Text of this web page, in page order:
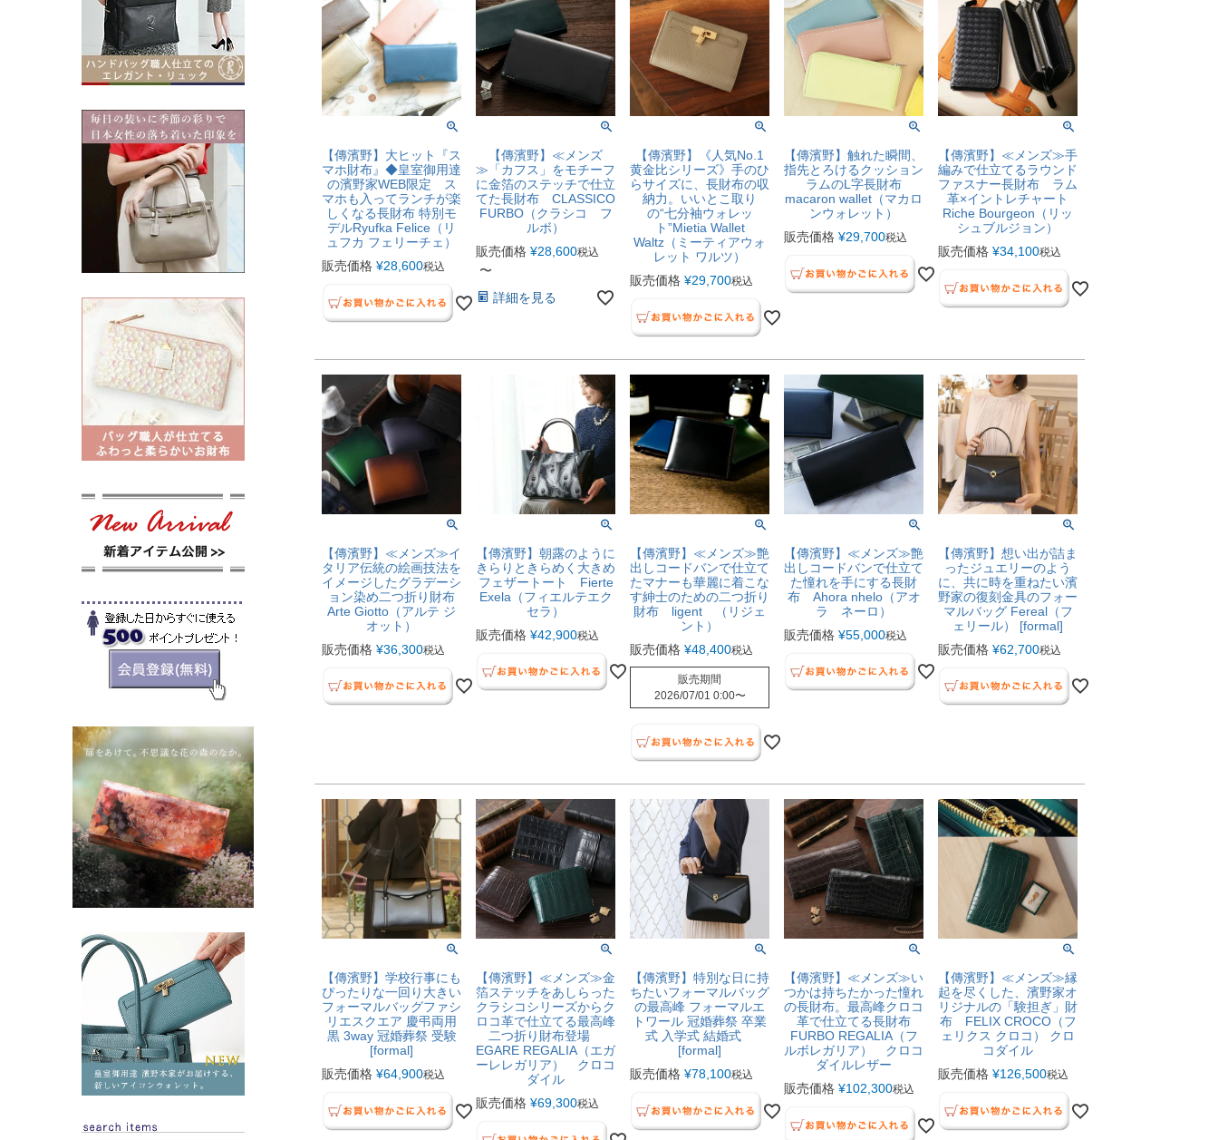
【傳濱野】大ヒット『ス
マホ財布』◆皇室御用達
の濱野家WEB限定 ス
マホも入ってランチが楽
しくなる長財布 特別モ
デルRyufka Felice（リ
ュフカ フェリーチェ）
販売価格 ¥28,600税込
【傳濱野】≪メンズ
≫「カフス」をモチーフ
に金箔のステッチで仕立
てた長財布 CLASSICO
FURBO（クラシコ フ
ルボ）
販売価格 ¥28,600税込
〜
詳細を見る
【傳濱野】《人気No.1
黄金比シリーズ》手のひ
らサイズに、長財布の収
納力。いいとこ取り
の“七分袖ウォレッ
ト”Mietia Wallet
Waltz（ミーティアウォ
レット ワルツ）
販売価格 ¥29,700税込
【傳濱野】触れた瞬間、
指先とろけるクッション
ラムのL字長財布
macaron wallet（マカロ
ンウォレット）
販売価格 ¥29,700税込
【傳濱野】≪メンズ≫手
編みで仕立てるラウンド
ファスナー長財布 ラム
革×イントレチャート
Riche Bourgeon（リッ
シュブルジョン）
販売価格 ¥34,100税込
【傳濱野】≪メンズ≫イ
タリア伝統の絵画技法を
イメージしたグラデーシ
ョン染め二つ折り財布
Arte Giotto（アルテ ジ
オット）
販売価格 ¥36,300税込
【傳濱野】朝露のように
きらりときらめく大きめ
フェザートート Fierte
Exela（フィエルテエク
セラ）
販売価格 ¥42,900税込
【傳濱野】≪メンズ≫艶
出しコードバンで仕立て
たマナーも華麗に着こな
す紳士のための二つ折り
財布 ligent （リジェ
ント）
販売価格 ¥48,400税込
販売期間
2026/07/01 0:00〜
【傳濱野】≪メンズ≫艶
出しコードバンで仕立て
た憧れを手にする長財
布 Ahora nhelo（アオ
ラ ネーロ）
販売価格 ¥55,000税込
【傳濱野】想い出が詰ま
ったジュエリーのよう
に、共に時を重ねたい濱
野家の復刻金具のフォー
マルバッグ Fereal（フ
ェリール） [formal]
販売価格 ¥62,700税込
【傳濱野】学校行事にも
ぴったりな一回り大きい
フォーマルバッグファシ
リエスクエア 慶弔両用
黒 3way 冠婚葬祭 受験
[formal]
販売価格 ¥64,900税込
【傳濱野】≪メンズ≫金
箔ステッチをあしらった
クラシコシリーズからク
ロコ革で仕立てる最高峰
二つ折り財布登場
EGARE REGALIA（エガ
ーレレガリア） クロコ
ダイル
販売価格 ¥69,300税込
【傳濱野】特別な日に持
ちたいフォーマルバッグ
の最高峰 フォーマルエ
トワール 冠婚葬祭 卒業
式 入学式 結婚式
[formal]
販売価格 ¥78,100税込
【傳濱野】≪メンズ≫い
つかは持ちたかった憧れ
の長財布。最高峰クロコ
革で仕立てる長財布
FURBO REGALIA（フ
ルボレガリア） クロコ
ダイルレザー
販売価格 ¥102,300税込
【傳濱野】≪メンズ≫縁
起を尽くした、濱野家オ
リジナルの「験担ぎ」財
布 FELIX CROCO（フ
ェリクス クロコ） クロ
コダイル
販売価格 ¥126,500税込